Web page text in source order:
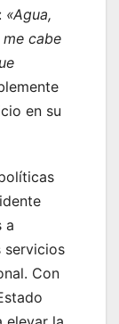
«Agua,
cabe
en su
a
servicios
Con